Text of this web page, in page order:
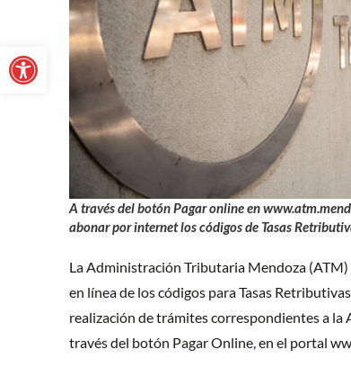
A través del botón Pagar online en
abonar por internet los códigos de Tasas
La Administración Tributaria Mendoza
en línea de los códigos para Tasas
realización de trámites correspondientes a la
través del botón Pagar Online, en el portal
Abrir barra de herramientas